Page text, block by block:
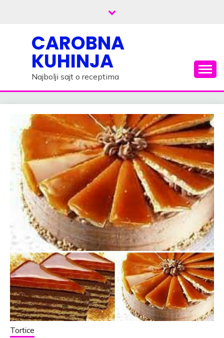
CAROBNA
KUHINJA
Najbolji sajt o receptima
Tortice